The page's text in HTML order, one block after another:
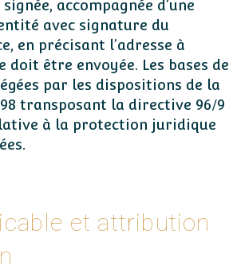
accompagnée d’une
avec signature du
en précisant l’adresse à
doit être envoyée. Les bases de
par les dispositions de la
transposant la directive 96/9
à la protection juridique
et attribution